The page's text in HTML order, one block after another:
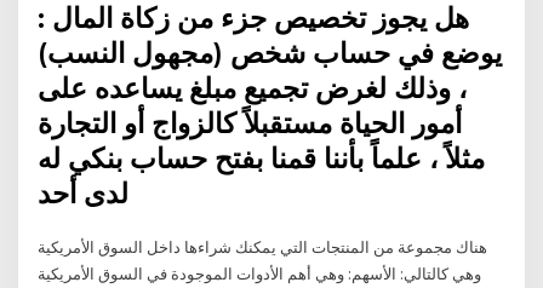
: هل يجوز تخصيص جزء من زكاة المال
يوضع في حساب شخص (مجهول النسب)
، وذلك لغرض تجميع مبلغ يساعده على
أمور الحياة مستقبلاً كالزواج أو التجارة
مثلاً ، علماً بأننا قمنا بفتح حساب بنكي له
لدى أحد
هناك مجموعة من المنتجات التي يمكنك شراءها داخل السوق الأمريكية
وهي كالتالي: الأسهم: وهي أهم الأدوات الموجودة في السوق الأمريكية